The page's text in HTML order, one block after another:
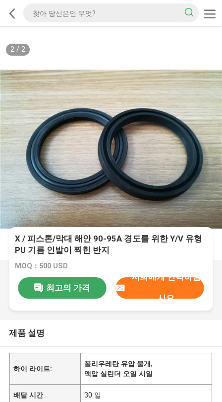
2/ 2
X / 피스톤/막대 해안 90-95A 경도를 위한 Y/V 유형
PU 기름 인발이 찍힌 반지
MOQ：500 USD
최고의 가격
저희에게 연락하십
시오
제품 설명
하이 라이트:
폴리우레탄 유압 물개,
액압 실린더 오일 시일
배달 시간 30 일